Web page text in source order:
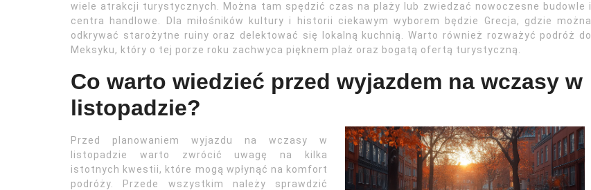
wiele atrakcji turystycznych. Można tam spędzić czas na plaży lub zwiedzać nowoczesne budowle i
centra handlowe. Dla miłośników kultury i historii ciekawym wyborem będzie Grecja, gdzie można
odkrywać starożytne ruiny oraz delektować się lokalną kuchnią. Warto również rozważyć podróż do
Meksyku, który o tej porze roku zachwyca pięknem plaż oraz bogatą ofertą turystyczną.
Co warto wiedzieć przed wyjazdem na wczasy w
listopadzie?
Przed planowaniem wyjazdu na wczasy w
listopadzie warto zwrócić uwagę na kilka
istotnych kwestii, które mogą wpłynąć na komfort
podróży. Przede wszystkim należy sprawdzić